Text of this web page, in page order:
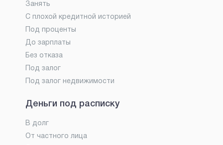
Занять
С плохой кредитной историей
Под проценты
До зарплаты
Без отказа
Под залог
Под залог недвижимости
Деньги под расписку
В долг
От частного лица